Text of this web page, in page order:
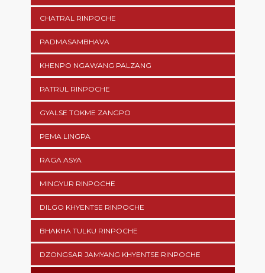
CHATRAL RINPOCHE
PADMASAMBHAVA
KHENPO NGAWANG PALZANG
PATRUL RINPOCHE
GYALSE TOKME ZANGPO
PEMA LINGPA
RAGA ASYA
MINGYUR RINPOCHE
DILGO KHYENTSE RINPOCHE
BHAKHA TULKU RINPOCHE
DZONGSAR JAMYANG KHYENTSE RINPOCHE